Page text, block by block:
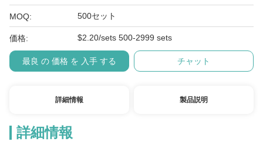
MOQ: 500セット
価格: $2.20/sets 500-2999 sets
最良 の 価格 を 入手 する チャット
詳細情報 製品説明
詳細情報